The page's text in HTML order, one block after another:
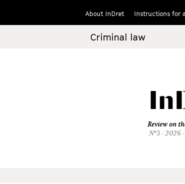
About InDret Instructions for
Criminal law
Review on
Nº3 - 2026